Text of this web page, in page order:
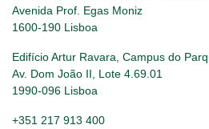
Avenida Prof. Egas Moniz
1600-190 Lisboa
Edifício Artur Ravara, Campus do
Av. Dom João II, Lote 4.69.01
1990-096 Lisboa
+351 217 913 400